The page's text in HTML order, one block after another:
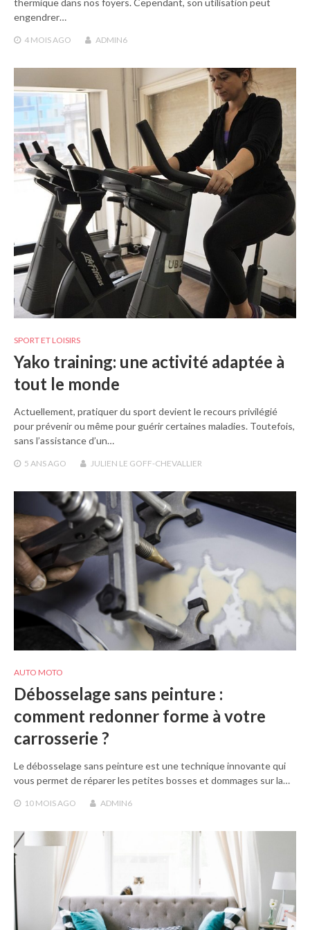
thermique dans nos foyers. Cependant, son utilisation peut
engendrer…
4 MOISAGO ADMIN6
SPORT ET LOISIRS
Yako training: une activité adaptée à
tout le monde
Actuellement, pratiquer du sport devient le recours privilégié
pour prévenir ou même pour guérir certaines maladies. Toutefois,
sans l’assistance d’un…
5 ANS AGO JULIEN LE GOFF-CHEVALLIER
AUTO MOTO
Débosselage sans peinture :
comment redonner forme à votre
carrosserie ?
Le débosselage sans peinture est une technique innovante qui
vous permet de réparer les petites bosses et dommages sur la…
10 MOIS AGO ADMIN6